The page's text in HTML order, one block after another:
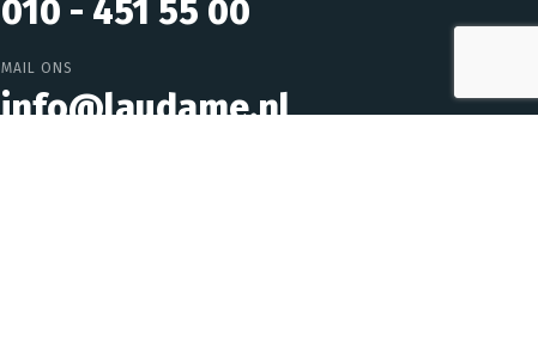
010 - 451 55 00
MAIL ONS
info@laudame.nl